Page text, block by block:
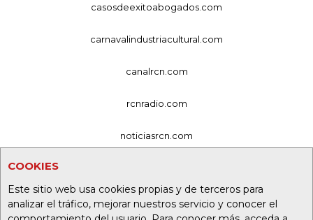
COOKIES
Este sitio web usa cookies propias y de terceros para
analizar el tráfico, mejorar nuestros servicio y conocer el
casosdeexitoabogados.com
carnavalindustriacultural.com
canalrcn.com
rcnradio.com
noticiasrcn.com
alerta.com.co